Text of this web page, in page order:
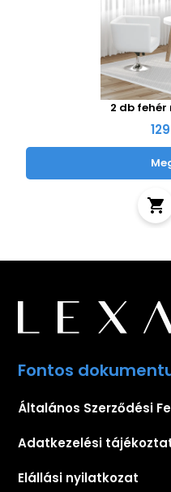
2 db fehér
Fontos
Általános Szerződési
Adatkezelési
Elállási nyilatkozat